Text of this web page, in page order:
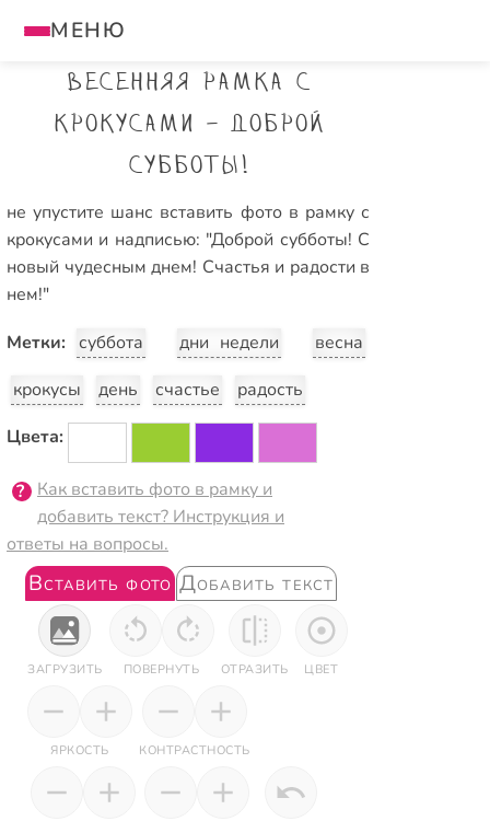
МЕНЮ
Весенняя рамка с
крокусами - Доброй
субботы!
не упустите шанс вставить фото в рамку с
крокусами и надписью: "Доброй субботы! С
новый чудесным днем! Счастья и радости в
нем!"
Метки: суббота дни недели
весна
крокусы
день счастье
радость
Цвета:
Как вставить фото в рамку и
добавить текст? Инструкция и
ответы на вопросы.
Вставить фото Добавить текст
ЗАГРУЗИТЬ ПОВЕРНУТЬ ОТРАЗИТЬ ЦВЕТ
ЯРКОСТЬ КОНТРАСТНОСТЬ